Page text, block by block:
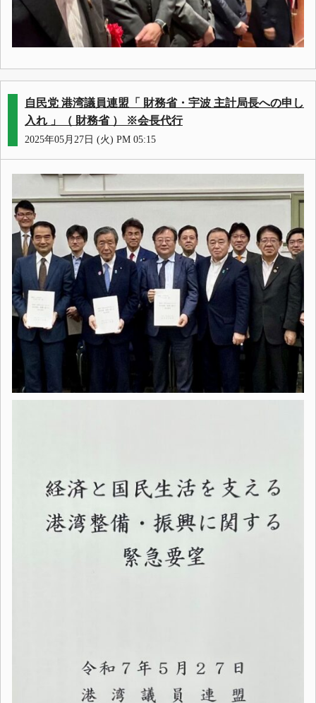
自民党 港湾議員連盟「 財務省・宇波 主計局長への申し
入れ 」（ 財務省 ） ※会長代行
2025年05月27日 (火) PM 05:15